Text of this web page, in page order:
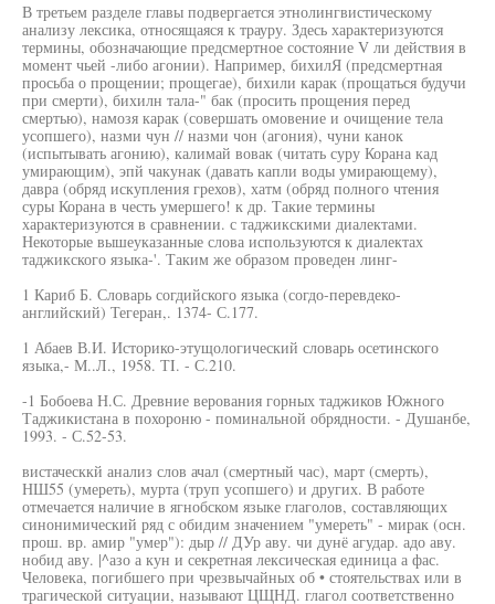
В третьем разделе главы подвергается этнолингвистическому
анализу лексика, относящаяся к трауру. Здесь характеризуются
термины, обозначающие предсмертное состояние V ли действия в
момент чьей -либо агонии). Например, бихилЯ (предсмертная
просьба о прощении; прощегае), бихили карак (прощаться будучи
при смерти), бихилн тала-" бак (просить прощения перед
смертью), намозя карак (совершать омовение и очищение тела
усопшего), назми чун // назми чон (агония), чуни канок
(испытывать агонию), калимай вовак (читать суру Корана кад
умирающим), эпй чакунак (давать капли воды умирающему),
давра (обряд искупления грехов), хатм (обряд полного чтения
суры Корана в честь умершего! к др. Такие термины
характеризуются в сравнении. с таджикскими диалектами.
Некоторые вышеуказанные слова используются к диалектах
таджикского языка-'. Таким же образом проведен линг-
1 Кариб Б. Словарь согдийского языка (согдо-перевдеко-
английский) Тегеран,. 1374- С.177.
1 Абаев В.И. Историко-этущологический словарь осетинского
языка,- М..Л., 1958. ТI. - С.210.
-1 Бобоева Н.С. Древние верования горных таджиков Южного
Таджикистана в похороню - поминальной обрядности. - Душанбе,
1993. - С.52-53.
вистаческкй анализ слов ачал (смертный час), март (смерть),
НШ55 (умереть), мурта (труп усопшего) и других. В работе
отмечается наличие в ягнобском языке глаголов, составляющих
синонимический ряд с обидим значением "умереть" - мирак (осн.
прош. вр. амир "умер"): дыр // ДУр аву. чи дунё агудар. адо аву.
нобид аву. |^азо а кун и секретная лексическая единица а фас.
Человека, погибшего при чрезвычайных об • стоятельствах или в
трагической ситуации, называют ЦЩНД. глагол соответственно